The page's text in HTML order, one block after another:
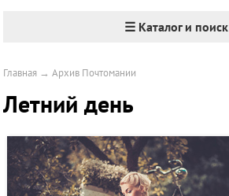
☰ Каталог и поиск
Главная →Архив Почтомании
Летний день